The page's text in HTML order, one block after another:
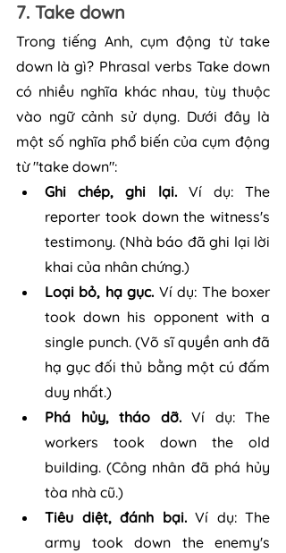
7. Take down
Trong tiếng Anh, cụm động từ take
down là gì? Phrasal verbs Take down
có nhiều nghĩa khác nhau, tùy thuộc
vào ngữ cảnh sử dụng. Dưới đây là
một số nghĩa phổ biến của cụm động
từ "take down":
Ghi chép, ghi lại. Ví dụ: The
reporter took down the witness's
testimony. (Nhà báo đã ghi lại lời
khai của nhân chứng.)
Loại bỏ, hạ gục. Ví dụ: The boxer
took down his opponent with a
single punch. (Võ sĩ quyền anh đã
hạ gục đối thủ bằng một cú đấm
duy nhất.)
Phá hủy, tháo dỡ. Ví dụ: The
workers took down the old
building. (Công nhân đã phá hủy
tòa nhà cũ.)
Tiêu diệt, đánh bại. Ví dụ: The
army took down the enemy's